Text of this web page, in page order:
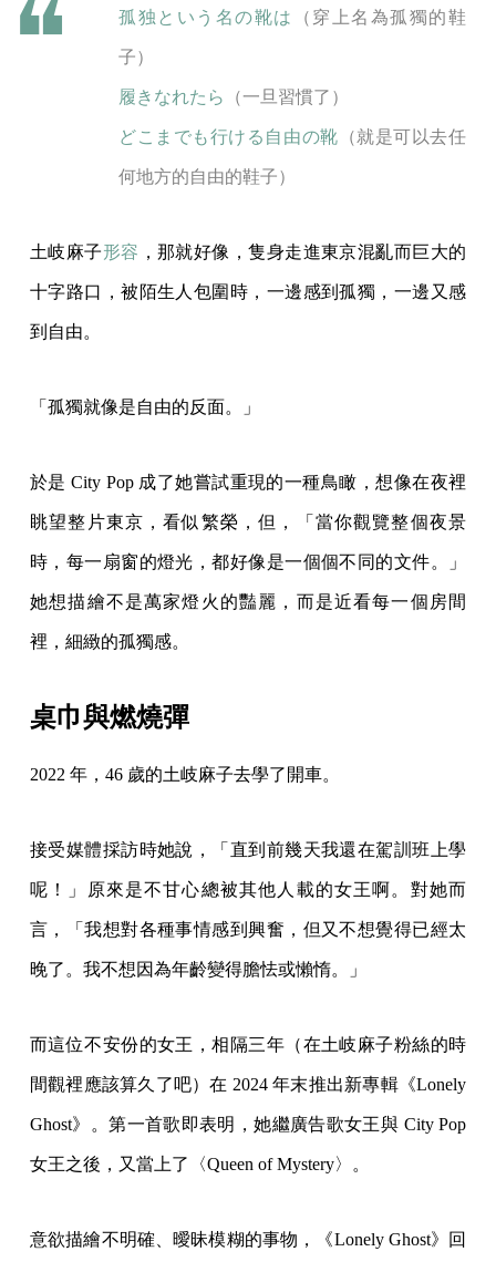
孤独という名の靴は （穿上名為孤獨的鞋
子）
履きなれたら （一旦習慣了）
どこまでも行ける自由の靴 （就是可以去任
何地方的自由的鞋子）
土岐麻子形容 ，那就好像，隻身走進東京混亂而巨大的
十字路口，被陌生人包圍時，一邊感到孤獨，一邊又感
到自由。
「孤獨就像是自由的反面。」
於是 City Pop 成了她嘗試重現的一種鳥瞰，想像在夜裡
眺望整片東京，看似繁榮，但，「當你觀覽整個夜景
時，每一扇窗的燈光，都好像是一個個不同的文件。」
她想描繪不是萬家燈火的豔麗，而是近看每一個房間
裡，細緻的孤獨感。
桌巾與燃燒彈
2022 年，46 歲的土岐麻子去學了開車。
接受媒體採訪時她說，「直到前幾天我還在駕訓班上學
呢！」原來是不甘心總被其他人載的女王啊。對她而
言，「我想對各種事情感到興奮，但又不想覺得已經太
晚了。我不想因為年齡變得膽怯或懶惰。」
而這位不安份的女王，相隔三年（在土岐麻子粉絲的時
間觀裡應該算久了吧）在 2024 年末推出新專輯《Lonely
Ghost》。第一首歌即表明，她繼廣告歌女王與 City Pop
女王之後，又當上了〈Queen of Mystery〉。
意欲描繪不明確、曖昧模糊的事物，《Lonely Ghost》回